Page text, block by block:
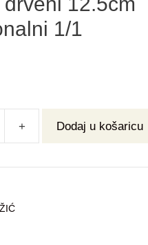
1/1
+ Dodaj u košaricu